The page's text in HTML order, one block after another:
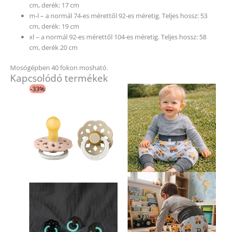
cm, derék: 17 cm
m-l – a normál 74-es mérettől 92-es méretig. Teljes hossz: 53
cm, derék: 19 cm
xl – a normál 92-es mérettől 104-es méretig. Teljes hossz: 58
cm, derék 20 cm
Mosógépben 40 fokon mosható.
Kapcsolódó termékek
-33%
több
variációja
van.
A
változatok
termékoldalon
választhatók
Ennek
a
terméknek
több
variációja
van.
A
változatok
a
ki